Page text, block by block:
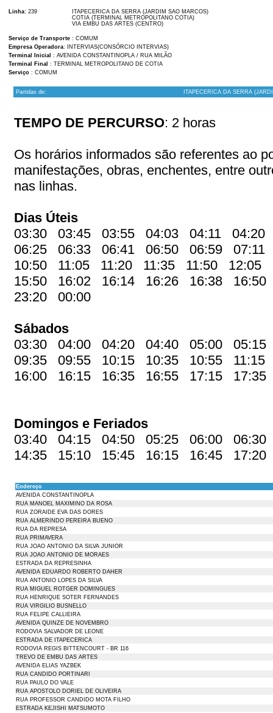
Linha: 239
ITAPECERICA DA SERRA (JARDIM SAO MARCOS)
COTIA (TERMINAL METROPOLITANO COTIA)
VIA EMBU DAS ARTES (CENTRO)
Serviço de Transporte : COMUM
Empresa Operadora: INTERVIAS(CONSÓRCIO INTERVIAS)
Terminal Inicial : AVENIDA CONSTANTINOPLA / RUA MILÃO
Terminal Final : TERMINAL METROPOLITANO DE COTIA
Serviço : COMUM
Partidas de: ITAPECERICA DA SERRA
TEMPO DE PERCURSO: 2 horas
Os horários informados são referentes ao
manifestações, obras, enchentes, entre
nas linhas.
Dias Úteis
03:30 03:45 03:55 04:03 04:11
06:25 06:33 06:41 06:50 06:59
10:50 11:05 11:20 11:35 11:50
15:50 16:02 16:14 16:26 16:38
23:20 00:00
Sábados
03:30 04:00 04:20 04:40 05:00
09:35 09:55 10:15 10:35 10:55
16:00 16:15 16:35 16:55 17:15
Domingos e Feriados
03:40 04:15 04:50 05:25 06:00
14:35 15:10 15:45 16:15 16:45
Endereço
AVENIDA CONSTANTINOPLA
RUA MANOEL MAXIMINO DA ROSA
RUA ZORAIDE EVA DAS DORES
RUA ALMERINDO PEREIRA BUENO
RUA DA REPRESA
RUA PRIMAVERA
RUA JOAO ANTONIO DA SILVA JUNIOR
RUA JOAO ANTONIO DE MORAES
ESTRADA DA REPRESINHA
AVENIDA EDUARDO ROBERTO DAHER
RUA ANTONIO LOPES DA SILVA
RUA MIGUEL ROTGER DOMINGUES
RUA HENRIQUE SOTER FERNANDES
RUA VIRGILIO BUSNELLO
RUA FELIPE CALLIEIRA
AVENIDA QUINZE DE NOVEMBRO
RODOVIA SALVADOR DE LEONE
ESTRADA DE ITAPECERICA
RODOVIA REGIS BITTENCOURT - BR 116
TREVO DE EMBU DAS ARTES
AVENIDA ELIAS YAZBEK
RUA CANDIDO PORTINARI
RUA PAULO DO VALE
RUA APOSTOLO DORIEL DE OLIVEIRA
RUA PROFESSOR CANDIDO MOTA FILHO
ESTRADA KEJISHI MATSUMOTO